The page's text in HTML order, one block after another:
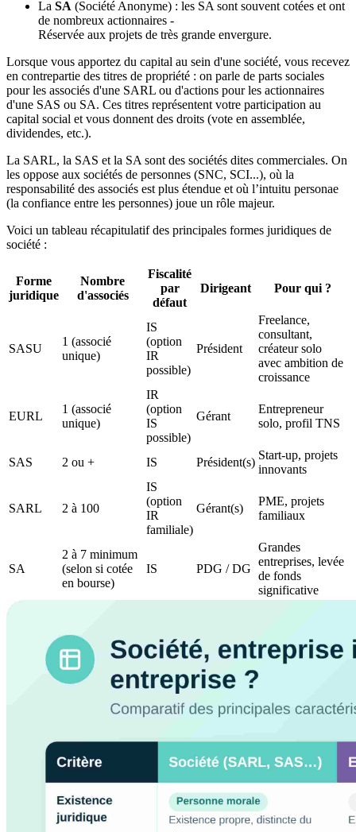
La SA (Société Anonyme) : les SA sont souvent cotées et ont
de nombreux actionnaires -
Réservée aux projets de très grande envergure.
Lorsque vous apportez du capital au sein d'une société, vous recevez
en contrepartie des titres de propriété : on parle de parts sociales
pour les associés d'une SARL ou d'actions pour les actionnaires
d'une SAS ou SA. Ces titres représentent votre participation au
capital social et vous donnent des droits (vote en assemblée,
dividendes, etc.).
La SARL, la SAS et la SA sont des sociétés dites commerciales. On
les oppose aux sociétés de personnes (SNC, SCI...), où la
responsabilité des associés est plus étendue et où l’intuitu personae
(la confiance entre les personnes) joue un rôle majeur.
Voici un tableau récapitulatif des principales formes juridiques de
société :
Forme
juridique
Nombre
d'associés
Fiscalité
par
défaut
Dirigeant Pour qui ?
SASU
1 (associé
unique)
IS
(option
IR
possible)
Président
Freelance,
consultant,
créateur solo
avec ambition de
croissance
EURL
1 (associé
unique)
IR
(option
IS
possible)
Gérant
Entrepreneur
solo, profil TNS
SAS 2 ou + IS Président(s)
Start-up, projets
innovants
SARL 2 à 100
IS
(option
IR
familiale)
Gérant(s)
PME, projets
familiaux
SA
2 à 7 minimum
(selon si cotée
en bourse)
IS PDG / DG
Grandes
entreprises, levée
de fonds
significative